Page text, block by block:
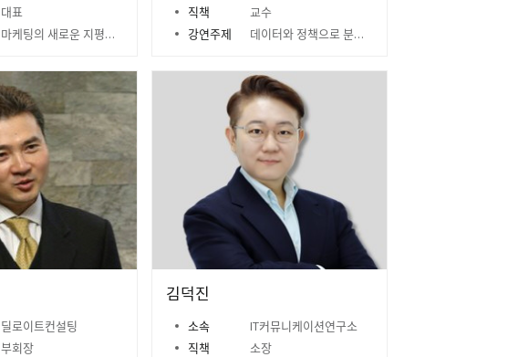
대표
마케팅의 새로운 지평을 열다
직책
교수
강연주제
데이터와 정책으로 분석해 본 2026 부동산 대전망
딜로이트컨설팅
부회장
김덕진
소속
IT커뮤니케이션연구소
직책
소장